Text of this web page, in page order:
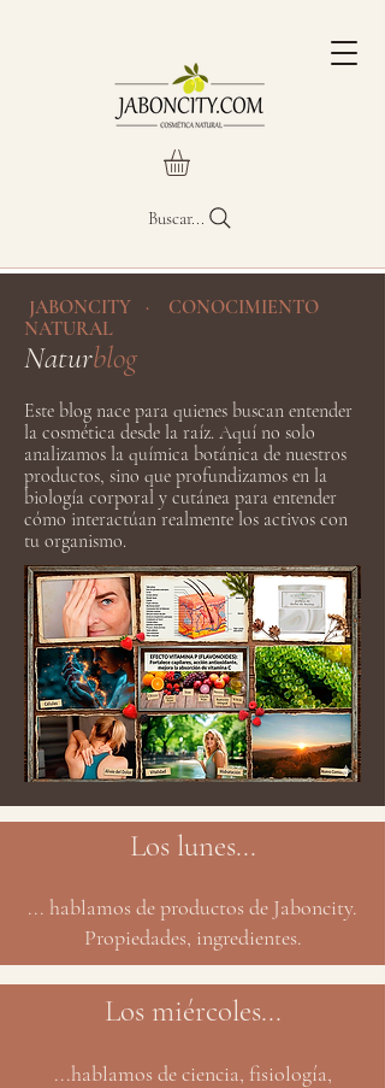
Buscar...
JABONCITY · CONOCIMIENTO
NATURAL
Naturblog
Este blog nace para quienes buscan entender
la cosmética desde la raíz. Aquí no solo
analizamos la química botánica de nuestros
productos, sino que profundizamos en la
biología corporal y cutánea para entender
cómo interactúan realmente los activos con
tu organismo.
Los lunes...
... hablamos de productos de Jaboncity.
Propiedades, ingredientes.
Los miércoles...
...hablamos de ciencia, fisiología,